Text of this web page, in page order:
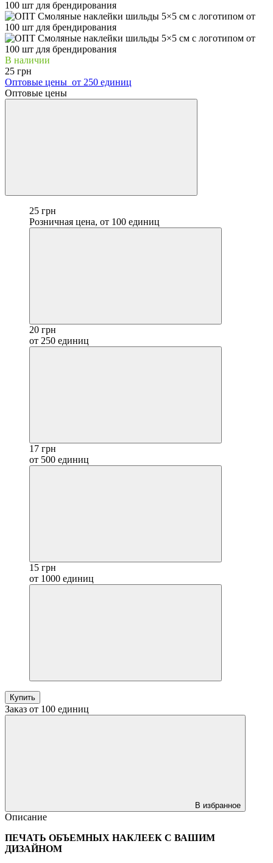
В наличии
25 грн
Оптовые цены от 250 единиц
Оптовые цены
25 грн
Розничная цена, от 100 единиц
20 грн
от 250 единиц
17 грн
от 500 единиц
15 грн
от 1000 единиц
Купить
Заказ от 100 единиц
В избранное
Описание
ПЕЧАТЬ ОБЪЕМНЫХ НАКЛЕЕК С ВАШИМ
ДИЗАЙНОМ